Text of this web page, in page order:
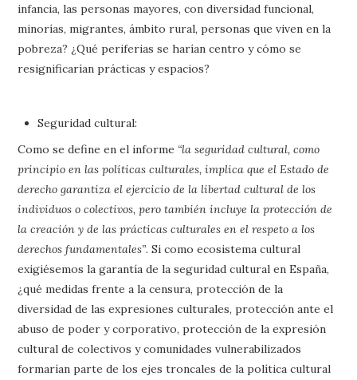
infancia, las personas mayores, con diversidad funcional,
minorías, migrantes, ámbito rural, personas que viven en la
pobreza? ¿Qué periferias se harían centro y cómo se
resignificarían prácticas y espacios?
Seguridad cultural:
Como se define en el informe “la seguridad cultural, como
principio en las políticas culturales, implica que el Estado de
derecho garantiza el ejercicio de la libertad cultural de los
individuos o colectivos, pero también incluye la protección de
la creación y de las prácticas culturales en el respeto a los
derechos fundamentales”. Si como ecosistema cultural
exigiésemos la garantía de la seguridad cultural en España,
¿qué medidas frente a la censura, protección de la
diversidad de las expresiones culturales, protección ante el
abuso de poder y corporativo, protección de la expresión
cultural de colectivos y comunidades vulnerabilizados
formarían parte de los ejes troncales de la política cultural